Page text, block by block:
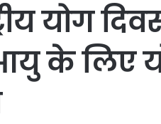
योग
के लिए